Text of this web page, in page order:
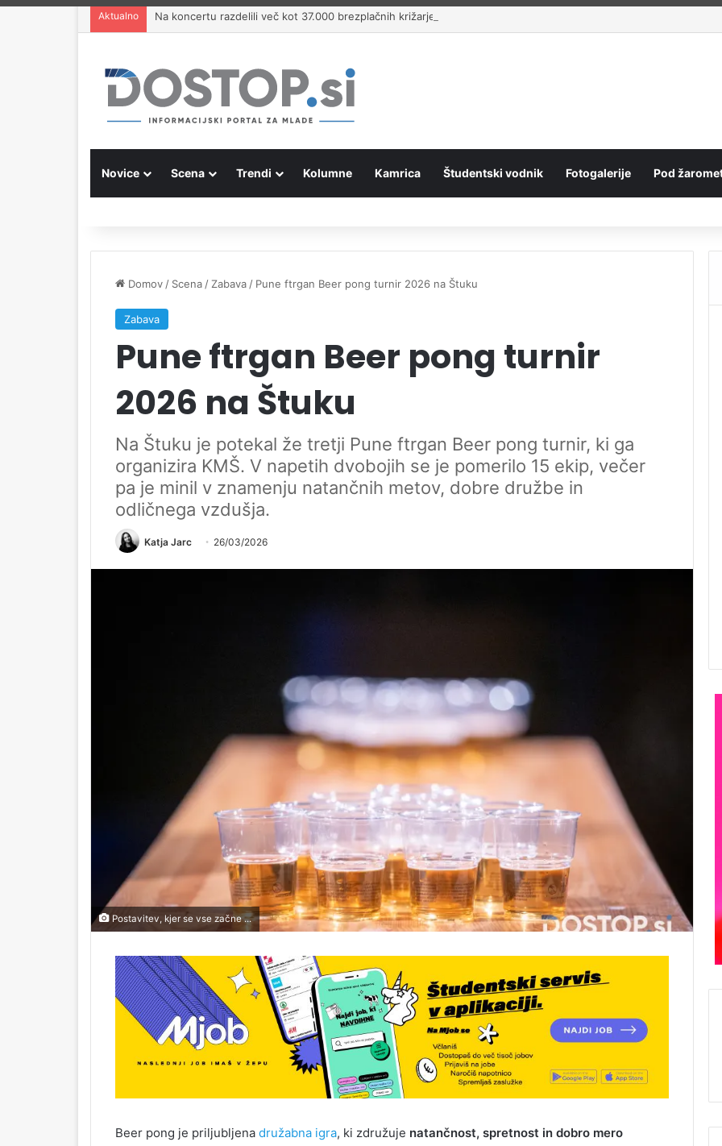
Aktualno Na koncertu razdelili več kot 37.000 brezplačnih križarjenj
Novice Scena Trendi Kolumne Kamrica Študentski vodnik Fotogalerije Pod
Domov / Scena / Zabava / Pune ftrgan Beer pong turnir 2026 na Štuku
Zabava
Pune ftrgan Beer pong turnir
2026 na Štuku
Na Štuku je potekal že tretji Pune ftrgan Beer pong turnir, ki ga
organizira KMŠ. V napetih dvobojih se je pomerilo 15 ekip, večer
pa je minil v znamenju natančnih metov, dobre družbe in
odličnega vzdušja.
Katja Jarc 26/03/2026
Postavitev, kjer se vse začne ...
Beer pong je priljubljena družabna igra, ki združuje natančnost, spretnost in dobro mero